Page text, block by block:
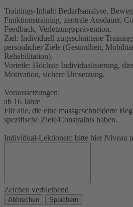
Trainings-Inhalt: Bedarfsanalyse,
Funktionstraining, zentrale Ausdauer,
Feedback, Verletzungsprävention.
Ziel: Individuell zugeschnittene
persönlicher Ziele (Gesundheit,
Rehabilitation).
Vorteile: Höchste Individualisierung,
Motivation, sichere Umsetzung.
Voraussetzungen:
ab 16 Jahre
Für alle, die eine massgeschneiderte
spezifische Ziele/Constraints haben.
Individual-Lektionen: bitte hier Niveau
Zeichen verbleibend
Abbrechen Speichern